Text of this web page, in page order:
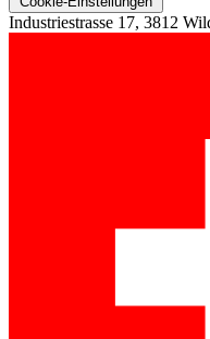
Industriestrasse 17, 3812